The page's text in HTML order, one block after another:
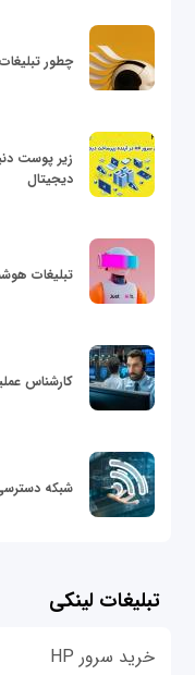
چطور
دیجیتال
تبلیغات
کارشناس
شبکه
تبلیغات لینکی
خرید سرور HP